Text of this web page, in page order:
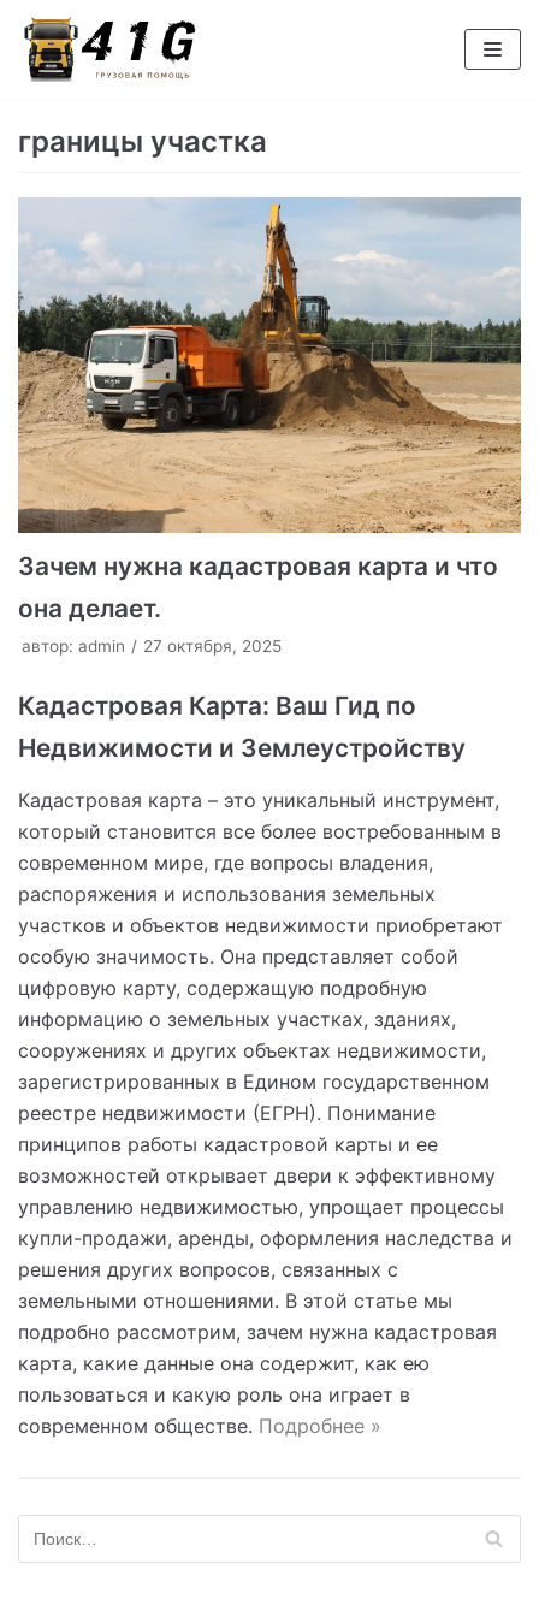
Перейти
к
границы участка
Зачем нужна кадастровая карта и что
она делает.
автор: admin 27 октября, 2025
Кадастровая Карта: Ваш Гид по
Недвижимости и Землеустройству
Кадастровая карта – это уникальный инструмент,
который становится все более востребованным в
современном мире, где вопросы владения,
распоряжения и использования земельных
участков и объектов недвижимости приобретают
особую значимость. Она представляет собой
цифровую карту, содержащую подробную
информацию о земельных участках, зданиях,
сооружениях и других объектах недвижимости,
зарегистрированных в Едином государственном
реестре недвижимости (ЕГРН). Понимание
принципов работы кадастровой карты и ее
возможностей открывает двери к эффективному
управлению недвижимостью, упрощает процессы
купли-продажи, аренды, оформления наследства и
решения других вопросов, связанных с
земельными отношениями. В этой статье мы
подробно рассмотрим, зачем нужна кадастровая
карта, какие данные она содержит, как ею
пользоваться и какую роль она играет в
современном обществе. Подробнее »